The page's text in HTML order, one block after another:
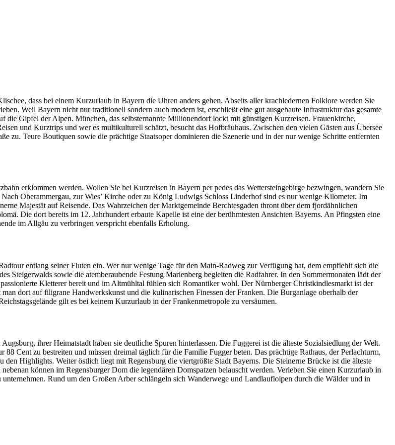
dass bei einem Kurzurlaub in Bayern die Uhren anders gehen. Abseits aller krachledernen Folklore werden Sie
Weil Bayern nicht nur traditionell sondern auch modern ist, erschließt eine gut ausgebaute Infrastruktur das gesamte
die Gipfel der Alpen. München, das selbsternannte Millionendorf lockt mit günstigen Kurzreisen. Frauenkirche,
und Kurztrips und wer es multikulturell schätzt, besucht das Hofbräuhaus. Zwischen den vielen Gästen aus Übersee
zu. Teure Boutiquen sowie die prächtige Staatsoper dominieren die Szenerie und in der nur wenige Schritte entfernten
erklommen werden. Wollen Sie bei Kurzreisen in Bayern per pedes das Wettersteingebirge bezwingen, wandern Sie
Oberammergau, zur Wies’ Kirche oder zu König Ludwigs Schloss Linderhof sind es nur wenige Kilometer. Im
Majestät auf Reisende. Das Wahrzeichen der Marktgemeinde Berchtesgaden thront über dem fjordähnlichen
Die dort bereits im 12. Jahrhundert erbaute Kapelle ist eine der berühmtesten Ansichten Bayerns. An Pfingsten eine
im Allgäu zu verbringen verspricht ebenfalls Erholung.
entlang seiner Fluten ein. Wer nur wenige Tage für den Main-Radweg zur Verfügung hat, dem empfiehlt sich die
Steigerwalds sowie die atemberaubende Festung Marienberg begleiten die Radfahrer. In den Sommermonaten lädt der
Kletterer bereit und im Altmühltal fühlen sich Romantiker wohl. Der Nürnberger Christkindlesmarkt ist der
dort auf filigrane Handwerkskunst und die kulinarischen Finessen der Franken. Die Burganlage oberhalb der
gilt es bei keinem Kurzurlaub in der Frankenmetropole zu versäumen.
ihrer Heimatstadt haben sie deutliche Spuren hinterlassen. Die Fuggerei ist die älteste Sozialsiedlung der Welt.
Cent zu bestreiten und müssen dreimal täglich für die Familie Fugger beten. Das prächtige Rathaus, der Perlachturm,
Highlights. Weiter östlich liegt mit Regensburg die viertgrößte Stadt Bayerns. Die Steinerne Brücke ist die älteste
können im Regensburger Dom die legendären Domspatzen belauscht werden. Verleben Sie einen Kurzurlaub in
Rund um den Großen Arber schlängeln sich Wanderwege und Landlaufloipen durch die Wälder und in